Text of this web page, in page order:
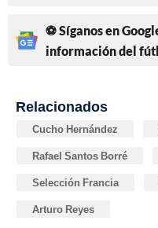
⚽ Síganos en
información del
Relacionados
Cucho Hernández
Rafael Santos Borré
Selección Francia
Arturo Reyes